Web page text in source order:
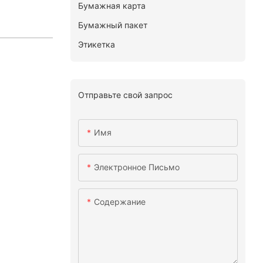
Бумажная карта
Бумажный пакет
Этикетка
Отправьте свой запрос
Имя
Электронное Письмо
Содержание